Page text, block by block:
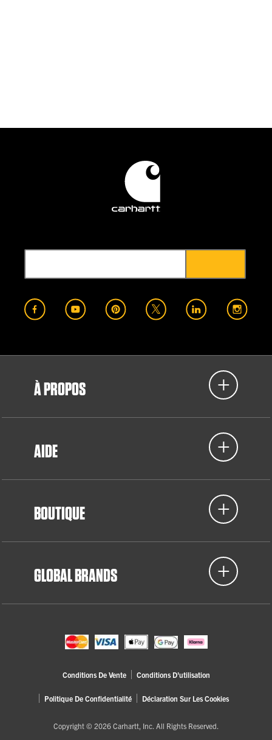
À PROPOS
AIDE
BOUTIQUE
GLOBAL BRANDS
Conditions De Vente Conditions D'utilisation
Politique De Confidentialité Déclaration Sur Les Cookies
Copyright © 2026 Carhartt, Inc. All Rights Reserved.